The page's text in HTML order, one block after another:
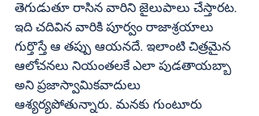
తెగుడుతూ రాసిన వారిని జైలుపాలు చేస్తారట.
ఇది చదివిన వారికి పూర్వం రాజాశ్రయాలు
గుర్తొస్తే ఆ తప్పు ఆయనదే. ఇలాంటి చిత్రమైన
ఆలోచనలు నియంతలకే ఎలా పుడతాయబ్బా
అని ప్రజాస్వామికవాదులు
ఆశ్యర్యపోతున్నారు. మనకు గుంటూరు